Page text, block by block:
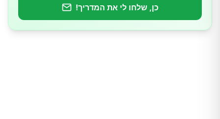
מתי לפנות לרופאכן, שלחו לי את המדריך!